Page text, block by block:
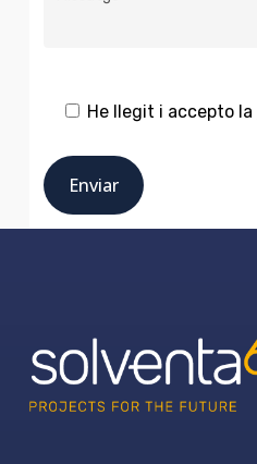
He llegit i accepto la